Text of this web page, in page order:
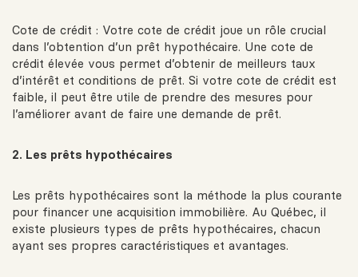
Cote de crédit : Votre cote de crédit joue un rôle crucial
dans l’obtention d’un prêt hypothécaire. Une cote de
crédit élevée vous permet d’obtenir de meilleurs taux
d’intérêt et conditions de prêt. Si votre cote de crédit est
faible, il peut être utile de prendre des mesures pour
l’améliorer avant de faire une demande de prêt.
2. Les prêts hypothécaires
Les prêts hypothécaires sont la méthode la plus courante
pour financer une acquisition immobilière. Au Québec, il
existe plusieurs types de prêts hypothécaires, chacun
ayant ses propres caractéristiques et avantages.